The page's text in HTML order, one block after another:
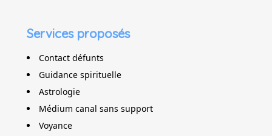
Services proposés
Contact défunts
Guidance spirituelle
Astrologie
Médium canal sans support
Voyance